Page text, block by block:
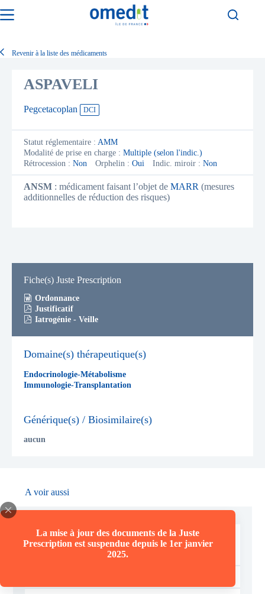
au
La mise à jour des documents de la Juste
Prescription est suspendue depuis le 1er janvier
2025.
Revenir à la liste des médicaments
ASPAVELI
Pegcetacoplan DCI
Statut réglementaire : AMM
Modalité de prise en charge : Multiple (selon l'indic.)
Rétrocession : Non Orphelin : Oui Indic. miroir : Non
ANSM : médicament faisant l’objet de MARR (mesures
additionnelles de réduction des risques)
Fiche(s) Juste Prescription
Ordonnance
Justificatif
Iatrogénie - Veille
Domaine(s) thérapeutique(s)
Endocrinologie-Métabolisme
Immunologie-Transplantation
Générique(s) / Biosimilaire(s)
aucun
A voir aussi
ULTOMIRIS
Ravulizumab